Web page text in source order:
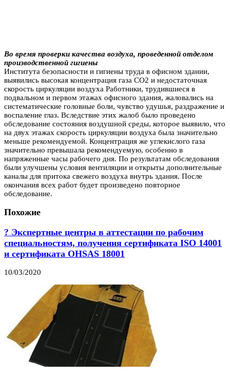
Во время проверки качества воздуха, проведенной отделом
производственной гигиены
Института безопасности и гигиены труда в офисном здании,
выявились высокая концентрация газа СО2 и недостаточная
скорость циркуляции воздуха Работники, трудившиеся в
подвальном и первом этажах офисного здания, жаловались на
систематические головные боли, чувство удушья, раздражение и
воспаление глаз. Вследствие этих жалоб было проведено
обследование состояния воздушной среды, которое выявило, что
на двух этажах скорость циркуляции воздуха была значительно
меньше рекомендуемой. Концентрация же углекислого газа
значительно превышала рекомендуемую, особенно в
напряженные часы рабочего дня. По результатам обследования
были улучшены условия вентиляции и открыты дополнительные
каналы для притока свежего воздуха внутрь здания. После
окончания всех работ будет произведено повторное
обследование.
Похожие
? Экспертные центры в аттестации по рабочим
специальностям, получения сертификата ISO 14001
и сертификата OHSAS 18001
10/03/2020